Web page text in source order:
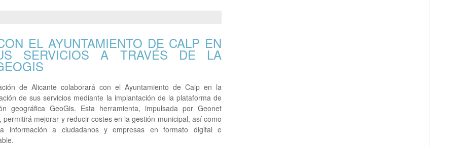
EL AYUNTAMIENTO DE CALP EN
SERVICIOS A TRAVÉS DE LA
de Alicante colaborará con el Ayuntamiento de Calp en la
de sus servicios mediante la implantación de la plataforma de
geográfica GeoGis. Esta herramienta, impulsada por Geonet
permitirá mejorar y reducir costes en la gestión municipal, así como
información a ciudadanos y empresas en formato digital e